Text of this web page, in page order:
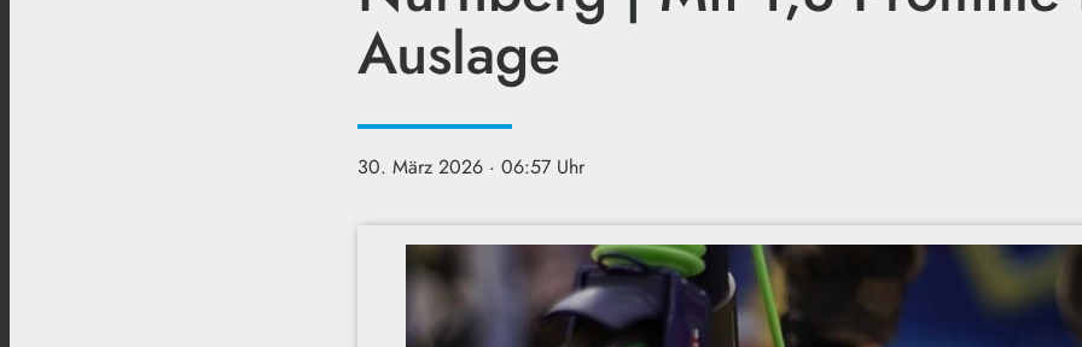
Auslage
30. März 2026 · 06:57 Uhr